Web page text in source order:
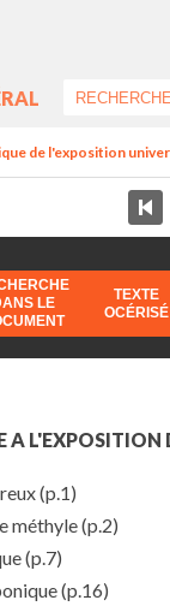
de l'exposition
LE
TEXTE
OCÉRISÉ
A L'EXPOSITION
(p.1)
méthyle(p.2)
(p.7)
(p.16)